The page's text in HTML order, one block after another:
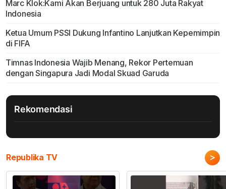
Marc Klok:Kami Akan Berjuang untuk 280 Juta Rakyat
Indonesia
Ketua Umum PSSI Dukung Infantino Lanjutkan Kepemimpin
di FIFA
Timnas Indonesia Wajib Menang, Rekor Pertemuan
dengan Singapura Jadi Modal Skuad Garuda
Rekomendasi
Republika TV >